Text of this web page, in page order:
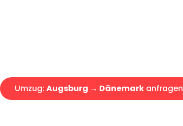
Umzug: Augsburg → Dänemark anfragen